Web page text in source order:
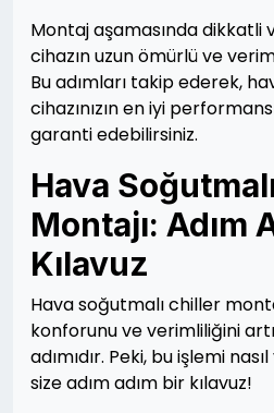
Montaj aşamasında dikkatli
cihazın uzun ömürlü ve
Bu adımları takip ederek,
cihazınızın en iyi
garanti edebilirsiniz.
Hava
Montajı: Adım
Kılavuz
Hava soğutmalı chiller
konforunu ve verimliliğini
adımıdır. Peki, bu işlemi
size adım adım bir kılavuz!